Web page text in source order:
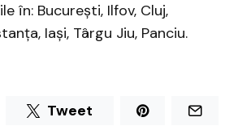
în: București, Ilfov, Cluj,
Iași, Târgu Jiu, Panciu.
Tweet